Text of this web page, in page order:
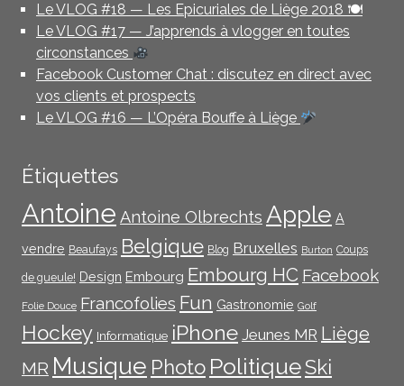
Le VLOG #18 — Les Epicuriales de Liège 2018 🍽
Le VLOG #17 — J’apprends à vlogger en toutes
circonstances
Facebook Customer Chat : discutez en direct avec
vos clients et prospects
Le VLOG #16 — L’Opéra Bouffe à Liège
Étiquettes
Antoine Antoine Olbrechts Apple A
vendre Beaufays Belgique Blog Bruxelles Burton Coups
de gueule! Design Embourg Embourg HC Facebook
Folie Douce Francofolies Fun Gastronomie Golf
Hockey Informatique iPhone Jeunes MR Liège
MR Musique Photo PolitiqueSki